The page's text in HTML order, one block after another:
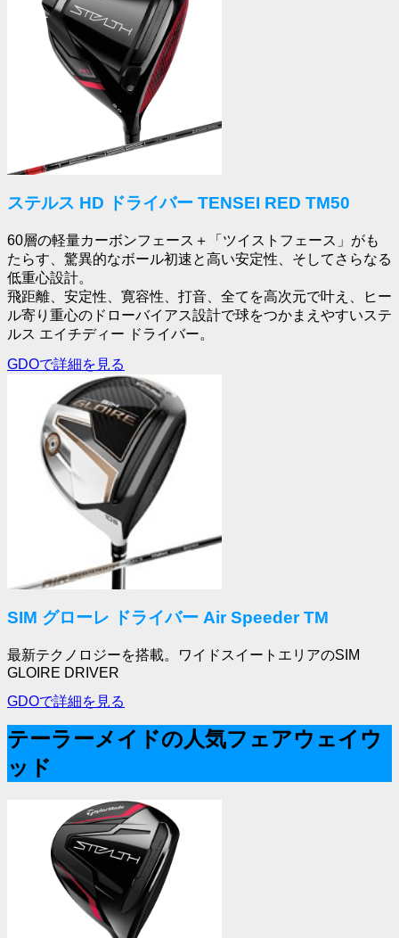
ステルス HD ドライバー TENSEI RED TM50
60層の軽量カーボンフェース＋「ツイストフェース」がも
たらす、驚異的なボール初速と高い安定性、そしてさらなる
低重心設計。
飛距離、安定性、寛容性、打音、全てを高次元で叶え、ヒー
ル寄り重心のドローバイアス設計で球をつかまえやすいステ
ルス エイチディー ドライバー。
GDOで詳細を見る
SIM グローレ ドライバー Air Speeder TM
最新テクノロジーを搭載。ワイドスイートエリアのSIM
GLOIRE DRIVER
GDOで詳細を見る
テーラーメイドの人気フェアウェイウ
ッド